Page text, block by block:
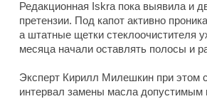
Редакционная Iskra пока выявила и
претензии. Под капот активно
а штатные щетки стеклоочистителя
месяца начали оставлять полосы и
Эксперт Кирилл Милешкин при этом
интервал замены масла допустимым